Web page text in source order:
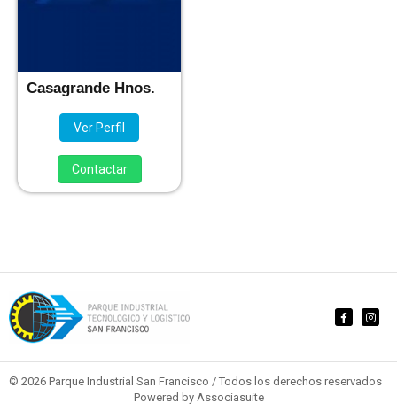
Casagrande Hnos.
Ver Perfil
Contactar
© 2026 Parque Industrial San Francisco / Todos los derechos reservados
Powered by Associasuite